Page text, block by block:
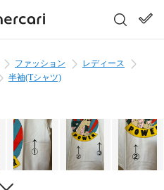
ファッション
レディース
半袖(Tシャツ)